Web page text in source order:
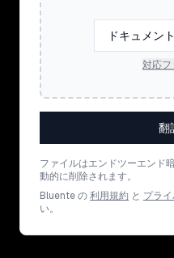
ドキュメン
対応
翻
ファイルはエンドツーエンド
動的に削除されます。
Bluente の利用規約 と プラ
い。